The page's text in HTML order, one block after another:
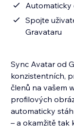
Spojte
Gravataru
Sync Avatar od
konzistentních,
členů na vašem
profilových
automaticky
– a okamžitě tak